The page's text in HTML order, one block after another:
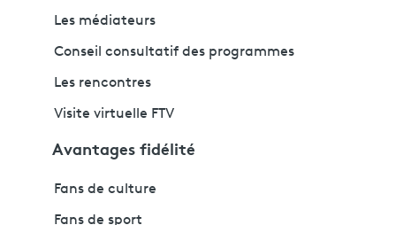
Les médiateurs
Conseil consultatif des programmes
Les rencontres
Visite virtuelle FTV
Avantages fidélité
Fans de culture
Fans de sport